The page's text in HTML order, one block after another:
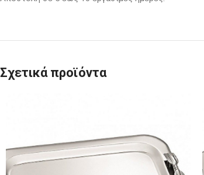
Σχετικά προϊόντα